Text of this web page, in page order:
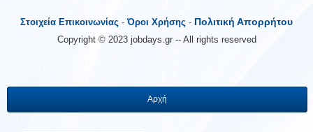
Στοιχεία Επικοινωνίας -Όροι Χρήσης - Πολιτική Απορρήτου
Copyright © 2023 jobdays.gr -- All rights reserved
Αρχή